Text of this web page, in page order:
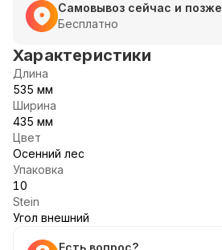
Самовывоз сейчас и позже
Бесплатно
Характеристики
Длина
535 мм
Ширина
435 мм
Цвет
Осенний лес
Упаковка
10
Stein
Угол внешний
Есть вопрос?